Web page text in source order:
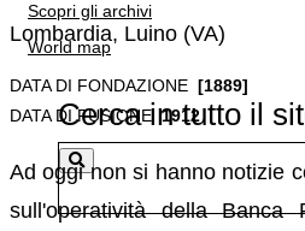
Scopri gli archivi
World map
Cerca in tutto il
Lombardia, Luino (VA)
DATA DI FONDAZIONE [1889]
DATA DI FUSIONE 1912
Ad oggi non si hanno notizie
sull'operatività della